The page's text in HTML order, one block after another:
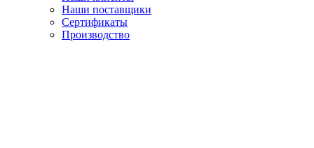
Наши поставщики
Сертификаты
Производство